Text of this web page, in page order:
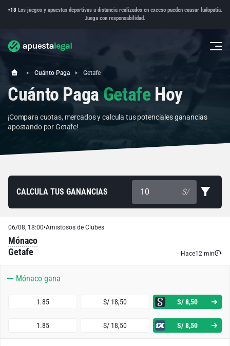
+18 Los juegos y apuestas deportivas a distancia realizados en exceso pueden causar ludopatía.
Juega con responsabilidad.
Cuánto Paga Getafe
Cuánto Paga GetafeHoy
¡Compara cuotas, mercados y calcula tus potenciales ganancias
apostando por Getafe!
CALCULA TUS GANANCIAS S/
Hace12 min
06/08, 18:00•Amistosos de Clubes
Mónaco
Getafe
Mónaco gana
1.85 S/ 18,50 S/ 8,50
1.85 S/ 18,50 S/ 8,50